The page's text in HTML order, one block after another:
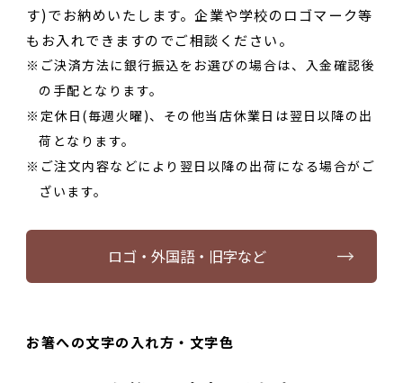
す)でお納めいたします。企業や学校のロゴマーク等
もお入れできますのでご相談ください。
ご決済方法に銀行振込をお選びの場合は、入金確認後
の手配となります。
定休日(毎週火曜)、その他当店休業日は翌日以降の出
荷となります。
ご注文内容などにより翌日以降の出荷になる場合がご
ざいます。
ロゴ・外国語・旧字など
お箸への文字の入れ方・文字色